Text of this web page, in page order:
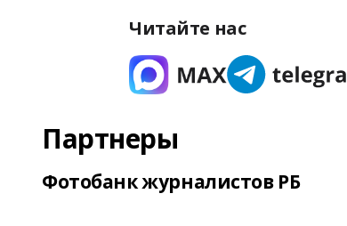
Читайте нас
Партнеры
Фотобанк журналистов РБ